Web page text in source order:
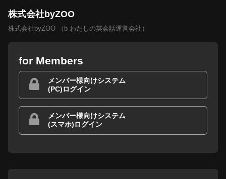
株式会社byZOO
株式会社byZOO （b わたしの英会話運営会社）
for Members
メンバー様向けシステム
(PC)ログイン
メンバー様向けシステム
(スマホ)ログイン